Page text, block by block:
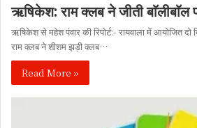
ऋषिकेश: राम क्लब ने जीती बाॅलीबाॅल
ऋषिकेश से महेश पंवार की रिपोर्ट:- रायवाला में आयोजित दो
राम क्लब ने शीशम झड़ी क्लब…
Read More »